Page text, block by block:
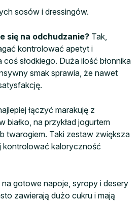
sosów i dressingów.
się na odchudzanie? Tak,
kontrolować apetyt i
słodkiego. Duża ilość błonnika
smak sprawia, że nawet
łączyć marakuję z
białko, na przykład jogurtem
twarogiem. Taki zestaw zwiększa
kontrolować kaloryczność
gotowe napoje, syropy i desery
zawierają dużo cukru i mają